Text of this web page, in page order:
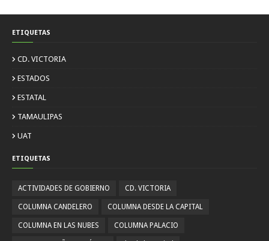
ETIQUETAS
CD. VICTORIA
ESTADOS
ESTATAL
TAMAULIPAS
UAT
ETIQUETAS
ACTIVIDADES DE GOBIERNO CD. VICTORIA
COLUMNA CANDELERO COLUMNA DESDE LA CAPITAL
COLUMNA EN LAS NUBES COLUMNA PALACIO